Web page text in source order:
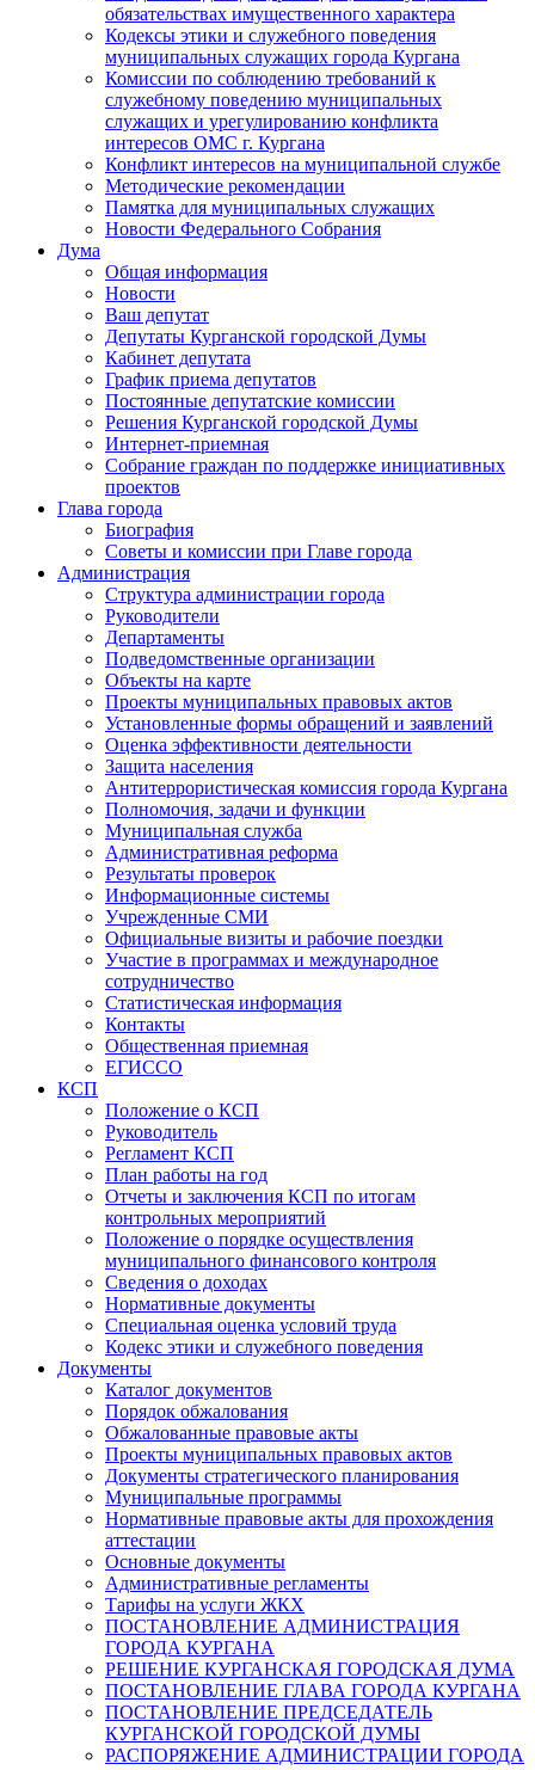
обязательствах имущественного характера
Кодексы этики и служебного поведения
муниципальных служащих города Кургана
Комиссии по соблюдению требований к
служебному поведению муниципальных
служащих и урегулированию конфликта
интересов ОМС г. Кургана
Конфликт интересов на муниципальной службе
Методические рекомендации
Памятка для муниципальных служащих
Новости Федерального Cобрания
Дума
Общая информация
Новости
Ваш депутат
Депутаты Курганской городской Думы
Кабинет депутата
График приема депутатов
Постоянные депутатские комиссии
Решения Курганской городской Думы
Интернет-приемная
Собрание граждан по поддержке инициативных
проектов
Глава города
Биография
Советы и комиссии при Главе города
Администрация
Структура администрации города
Руководители
Департаменты
Подведомственные организации
Объекты на карте
Проекты муниципальных правовых актов
Установленные формы обращений и заявлений
Оценка эффективности деятельности
Защита населения
Антитеррористическая комиссия города Кургана
Полномочия, задачи и функции
Муниципальная служба
Административная реформа
Результаты проверок
Информационные системы
Учрежденные СМИ
Официальные визиты и рабочие поездки
Участие в программах и международное
сотрудничество
Статистическая информация
Контакты
Общественная приемная
ЕГИССО
КСП
Положение о КСП
Руководитель
Регламент КСП
План работы на год
Отчеты и заключения КСП по итогам
контрольных мероприятий
Положение о порядке осуществления
муниципального финансового контроля
Сведения о доходах
Нормативные документы
Специальная оценка условий труда
Кодекс этики и служебного поведения
Документы
Каталог документов
Порядок обжалования
Обжалованные правовые акты
Проекты муниципальных правовых актов
Документы стратегического планирования
Муниципальные программы
Нормативные правовые акты для прохождения
аттестации
Основные документы
Административные регламенты
Тарифы на услуги ЖКХ
ПОСТАНОВЛЕНИЕ АДМИНИСТРАЦИЯ
ГОРОДА КУРГАНА
РЕШЕНИЕ КУРГАНСКАЯ ГОРОДСКАЯ ДУМА
ПОСТАНОВЛЕНИЕ ГЛАВА ГОРОДА КУРГАНА
ПОСТАНОВЛЕНИЕ ПРЕДСЕДАТЕЛЬ
КУРГАНСКОЙ ГОРОДСКОЙ ДУМЫ
РАСПОРЯЖЕНИЕ АДМИНИСТРАЦИИ ГОРОДА